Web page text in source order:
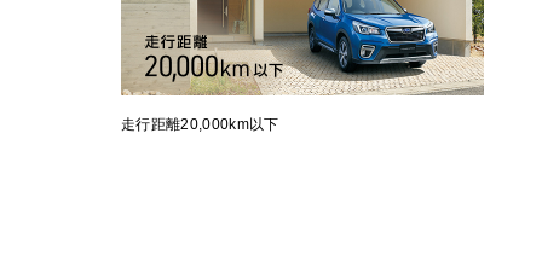
走行距離20,000km以下